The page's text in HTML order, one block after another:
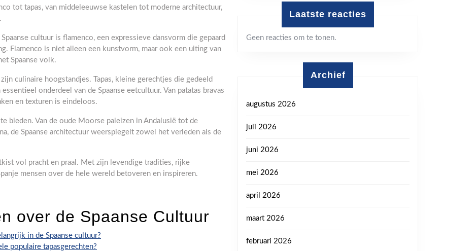
tot tapas, van middeleeuwse kastelen tot moderne architectuur,
cultuur is flamenco, een expressieve dansvorm die gepaard
Flamenco is niet alleen een kunstvorm, maar ook een uiting van
Spaanse volk.
culinaire hoogstandjes. Tapas, kleine gerechtjes die gedeeld
onderdeel van de Spaanse eetcultuur. Van patatas bravas
en texturen is eindeloos.
bieden. Van de oude Moorse paleizen in Andalusië tot de
de Spaanse architectuur weerspiegelt zowel het verleden als de
vol pracht en praal. Met zijn levendige tradities, rijke
mensen over de hele wereld betoveren en inspireren.
over de Spaanse Cultuur
in de Spaanse cultuur?
populaire tapasgerechten?
Laatste reacties
Geen reacties om te tonen.
Archief
augustus 2026
juli 2026
juni 2026
mei 2026
april 2026
maart 2026
februari 2026